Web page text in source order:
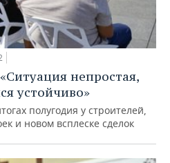
непростая,
устойчиво»
полугодия у строителей,
и новом всплеске сделок